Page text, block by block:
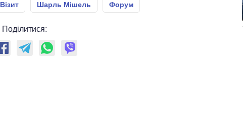
Візит Шарль Мішель Форум
Поділитися: